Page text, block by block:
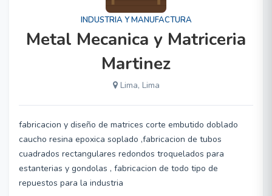
INDUSTRIA Y MANUFACTURA
Metal Mecanica y Matriceria
Martinez
Lima, Lima
fabricacion y diseño de matrices corte embutido doblado
caucho resina epoxica soplado ,fabricacion de tubos
cuadrados rectangulares redondos troquelados para
estanterias y gondolas , fabricacion de todo tipo de
repuestos para la industria